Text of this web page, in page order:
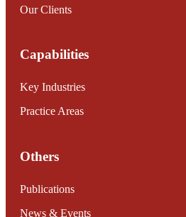
Our Clients
Capabilities
Key Industries
Practice Areas
Others
Publications
News & Events